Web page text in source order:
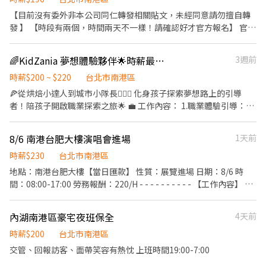
工作時間依照現場狀況調整，可能提早或延後結束，須可配合現場
異動，依照實際時間計薪 *非中國信託帳戶者，薪資匯款時一律扣除
30元手續費 *雙方雇傭關係從完成現場報到手續後開始生效至下班
簽退為止 *依法投保勞保及申報勞務報酬，無法投保或申報者請勿報
動可能提前/延後下班，或是臨時加班，會依照實際時數計薪 -------
我是分隔線------- 【報名方式】 請照下列格式，將資料發送至本團
隊之官方帳號，快速連結 https://lin.ee/dJWVnQS7 報名格式如
下： ⚠️報名順序不等於錄取順序，皆會回覆有無錄取，若無法理解
請勿報名 ⚠️ 不怕生 需活潑、主動與來賓互動 ⚠️ 5天連做者優先錄取
1. 徵 【南港玩偶裝人員】 +【日期】 2. 名字/電話 3. 性別/年 齡 4.
近期無戴口罩正面生活照1張、全身照1張 5. 近期配合過的活動 6.是
否有操偶相關經驗？（若有請列舉供參考）
【目前沒有委外非本公司同仁轉發相關貼文，未經同意請勿擅自轉
發 】 【時段有兩個，時間兩天不一樣！請確認好才官方報名】 官方
北流 ⚠️工作區域可能在戶外，若下雨會提供雨衣 ⚠️2天連做者優先
錄取 【時段三】 8/8｜14:00-18:30 8/9｜12:30-16:30 薪資｜
196/H，供餐休息0.5小不支薪，8/9下班現領 【時段四】 8/8｜
14:30-19:30/20:00 8/9｜13:00-17:30/18:00 薪資｜196/H，供餐休
(不可露肩/露腰/大logo/大圖案） 褲子：全黑無破洞長褲（不可短
褲、7分褲、破褲、運動褲、棉褲、飛鼠褲、淺色褲、褲裙） 鞋
隊、福利兌換、實名制驗票、宣導人員、計時、管制點、內外場引
導、結束撤收桌椅/紅龍/物資箱、協助推椅子車等機動事項 ----我是
分隔線---- *⚠️報名順序不等於錄取順序，皆會回覆有無錄取，若無
法理解請勿報名 *⚠️跨餐時段供餐，吃素報名時請主動告知，錄取後
作時間依照現場狀況調整，可能提早或延後結束，須可配合現場異
動，依照實際時間計薪 *非中國信託帳戶者，薪資匯款時一律扣除
🌈KidZania 夢想體驗夥伴🌟時薪最高220❗️沒經驗也歡迎👏🏻
3週前
時薪$200 ~ $220
台北市南港區
🍕從烘焙小達人到城市小隊長👮🏻‍♀️ 化身孩子探索夢想路上的引導
者！陪孩子開啟職業探索之旅🌟 💼 工作內容： 1.職業體驗引導：帶
容，陪伴親子互動，確保活動安全與順利進行⛑️ 3.專業情境教學：
將餐飲製作、職業知識轉化為孩子容易理解的方式，培養活動帶領
與服務能力。 🕰️上班時間： 1. 需配合 08:30-21:30 排班。 2. 一個
月至少排 50 小時，一週至少排3天，一天至少排4小時 （！彈性排
唷！ ✔️ 喜歡小朋友、有耐心、不怕和人互動 ✔️ 樂於學習、喜歡分
享、應變能力佳
8/6 南港台肥大樓演唱會進場
1天前
時薪$230
台北市南港區
地點：南港台肥大樓【當日匯款】 性質：展覽進場 日期：8/6 時
間：08:00-17:00 勞務報酬：220/H - - - - - - - - - - 【工作內容】 •
布鞋、工作手套。 📌 工作時間依照現場狀況調整，可能提早或延後
結束，須可配合現場異動，依照實際時間計薪 （勞務報酬220/hr，
用餐休息1小時不計薪/供餐） ⚠️本次工作仍須視業主最終需求及現
內湖南港區豪宅夜班保全
4天前
時薪$200
台北市南港區
交管、回報訪客、面帶笑容有熱忱 上班時間19:00-7:00